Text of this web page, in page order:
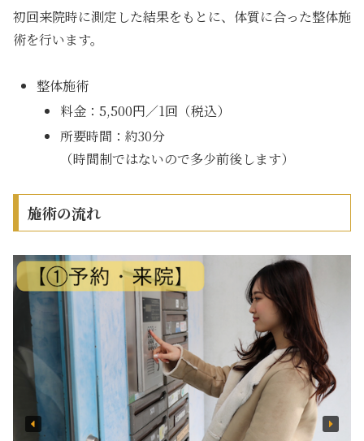
初回来院時に測定した結果をもとに、体質に合った整体施
術を行います。
整体施術
料金：5,500円／1回（税込）
所要時間：約30分
（時間制ではないので多少前後します）
施術の流れ